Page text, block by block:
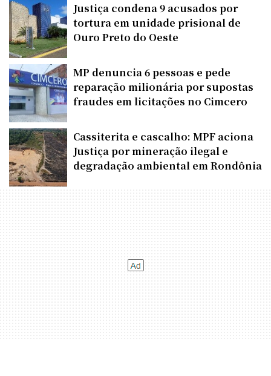
Justiça condena 9 acusados por
tortura em unidade prisional de
Ouro Preto do Oeste
MP denuncia 6 pessoas e pede
reparação milionária por supostas
fraudes em licitações no Cimcero
Cassiterita e cascalho: MPF aciona
Justiça por mineração ilegal e
degradação ambiental em Rondônia